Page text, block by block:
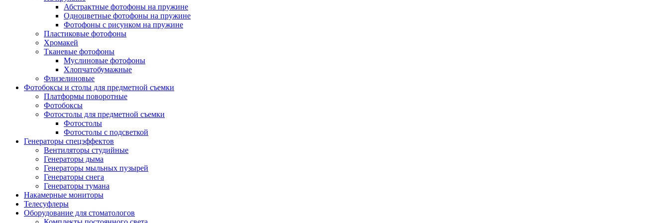
Абстрактные фотофоны на пружине
Одноцветные фотофоны на пружине
Фотофоны с рисунком на пружине
Пластиковые фотофоны
Хромакей
Тканевые фотофоны
Муслиновые фотофоны
Хлопчатобумажные
Флизелиновые
Фотобоксы и столы для предметной съемки
Платформы поворотные
Фотобоксы
Фотостолы для предметной съемки
Фотостолы
Фотостолы с подсветкой
Генераторы спецэффектов
Вентиляторы студийные
Генераторы дыма
Генераторы мыльных пузырей
Генераторы снега
Генераторы тумана
Накамерные мониторы
Телесуфлеры
Оборудование для стоматологов